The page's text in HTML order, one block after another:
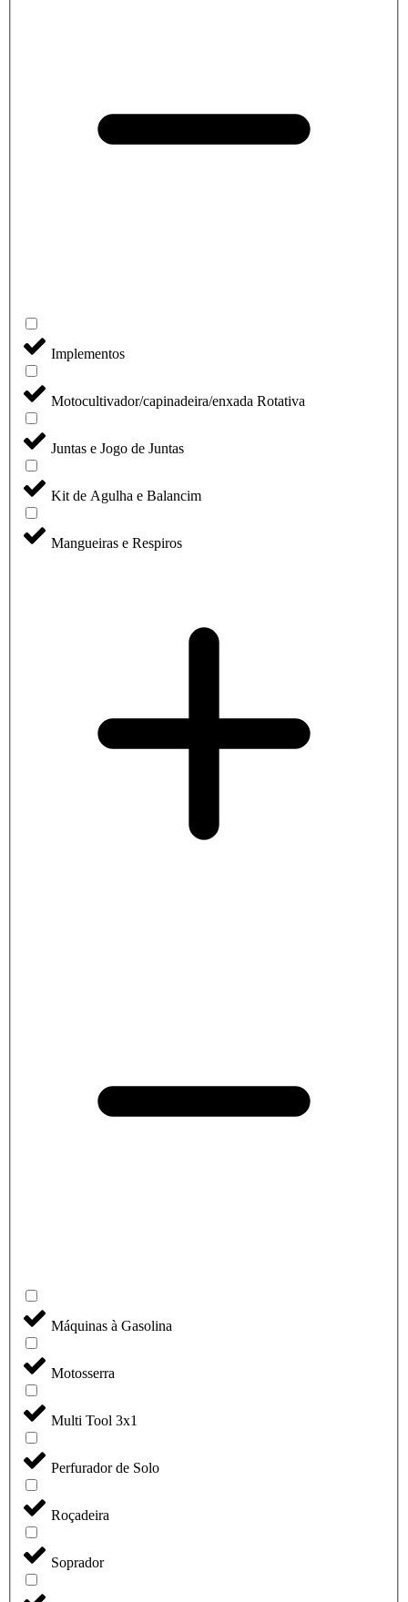
Implementos
Motocultivador/capinadeira/enxada Rotativa
Juntas e Jogo de Juntas
Kit de Agulha e Balancim
Mangueiras e Respiros
Máquinas à Gasolina
Motosserra
Multi Tool 3x1
Perfurador de Solo
Roçadeira
Soprador